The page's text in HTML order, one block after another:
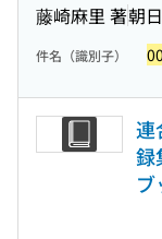
藤崎麻里 著朝
件名（識別子）
連
録